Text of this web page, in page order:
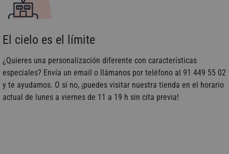
El cielo es el límite
¿Quieres una personalización diferente con características
especiales? Envía un email o llámanos por teléfono al 91 449 55 02
y te ayudamos. O si no, ¡puedes visitar nuestra tienda en el horario
actual de lunes a viernes de 11 a 19 h sin cita previa!